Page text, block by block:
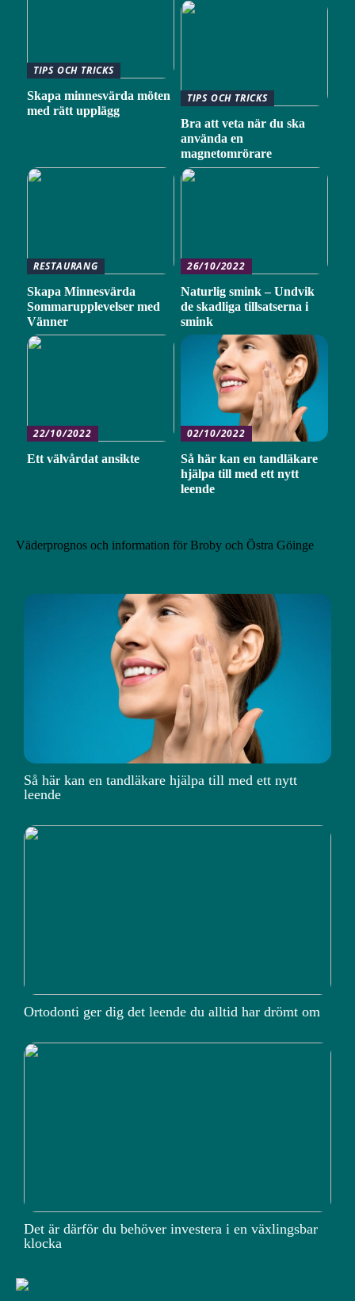
TIPS OCH TRICKS
Skapa minnesvärda möten
med rätt upplägg
TIPS OCH TRICKS
Bra att veta när du ska
använda en
magnetomrörare
RESTAURANG
Skapa Minnesvärda
Sommarupplevelser med
Vänner
26/10/2022
Naturlig smink – Undvik
de skadliga tillsatserna i
smink
22/10/2022
Ett välvårdat ansikte
02/10/2022
Så här kan en tandläkare
hjälpa till med ett nytt
leende
Väderprognos och information för Broby och Östra Göinge
Så här kan en tandläkare hjälpa till med ett nytt
leende
Ortodonti ger dig det leende du alltid har drömt om
Det är därför du behöver investera i en växlingsbar
klocka